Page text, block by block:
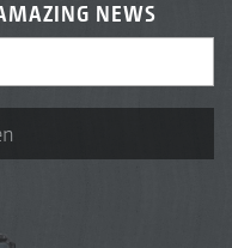
NEWS